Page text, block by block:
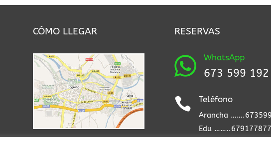
CÓMO LLEGAR RESERVAS
 WhatsApp
673 599 192
 Teléfono
Arancha
Edu ……..679177877